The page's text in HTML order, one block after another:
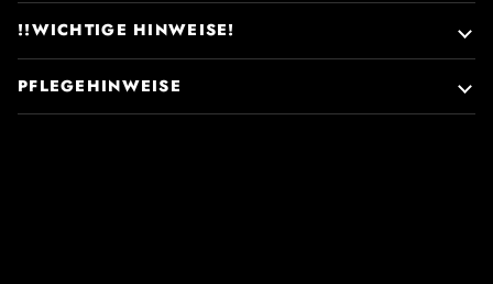
!!WICHTIGE HINWEISE!
PFLEGEHINWEISE